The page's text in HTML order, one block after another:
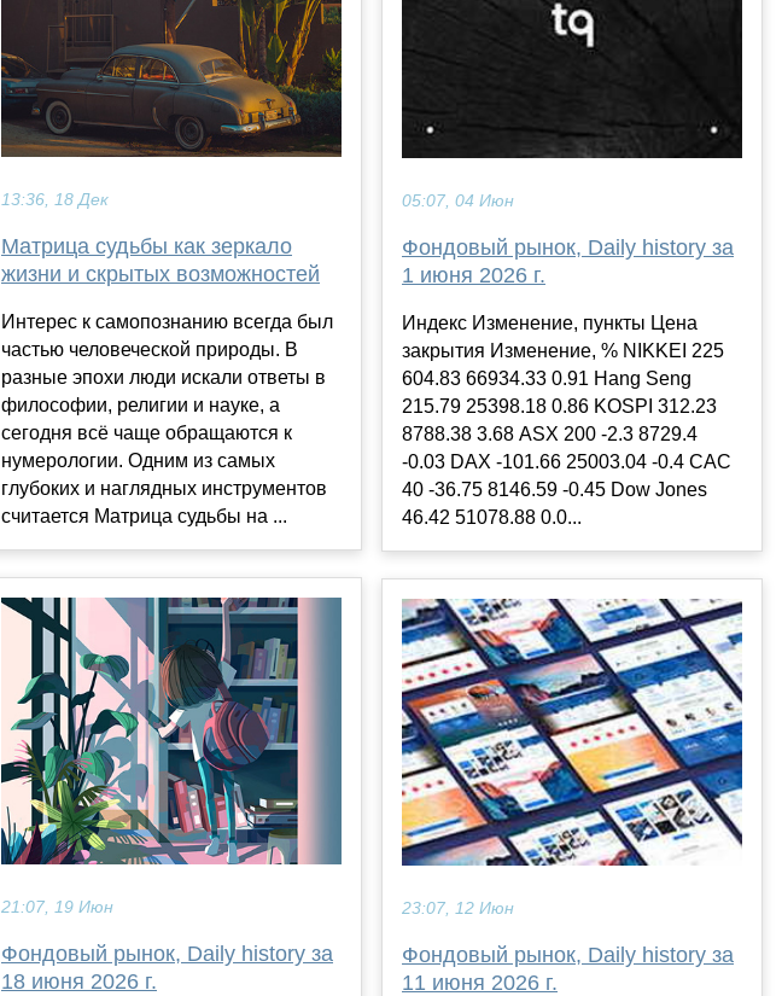
13:36, 18 Дек
Матрица судьбы как зеркало
жизни и скрытых возможностей
Интерес к самопознанию всегда был
частью человеческой природы. В
разные эпохи люди искали ответы в
философии, религии и науке, а
сегодня всё чаще обращаются к
нумерологии. Одним из самых
глубоких и наглядных инструментов
считается Матрица судьбы на ...
21:07, 19 Июн
Фондовый рынок, Daily history за
18 июня 2026 г.
05:07, 04 Июн
Фондовый рынок, Daily history за
1 июня 2026 г.
Индекс Изменение, пункты Цена
закрытия Изменение, % NIKKEI 225
604.83 66934.33 0.91 Hang Seng
215.79 25398.18 0.86 KOSPI 312.23
8788.38 3.68 ASX 200 -2.3 8729.4
-0.03 DAX -101.66 25003.04 -0.4 CAC
40 -36.75 8146.59 -0.45 Dow Jones
46.42 51078.88 0.0...
23:07, 12 Июн
Фондовый рынок, Daily history за
11 июня 2026 г.